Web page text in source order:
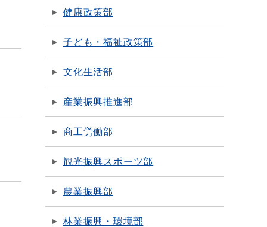
健康政策部
子ども・福祉政策部
文化生活部
産業振興推進部
商工労働部
観光振興スポーツ部
農業振興部
林業振興・環境部